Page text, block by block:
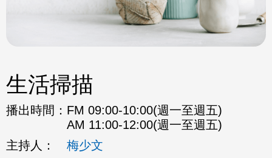
生活掃描
播出時間： FM 09:00-10:00(週一至週五)
AM 11:00-12:00(週一至週五)
主持人：
梅少文